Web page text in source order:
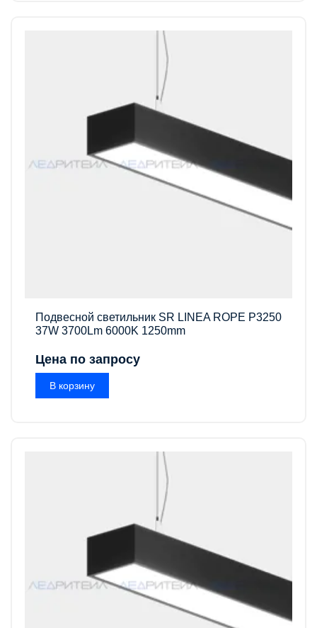
Подвесной светильник SR LINEA ROPE P3250
37W 3700Lm 6000K 1250mm
Цена по запросу
В корзину